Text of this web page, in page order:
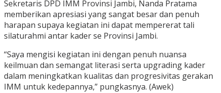
Sekretaris DPD IMM Provinsi Jambi, Nanda Pratama
memberikan apresiasi yang sangat besar dan penuh
harapan supaya kegiatan ini dapat mempererat tali
silaturahmi antar kader se Provinsi Jambi.
“Saya mengisi kegiatan ini dengan penuh nuansa
keilmuan dan semangat literasi serta upgrading kader
dalam meningkatkan kualitas dan progresivitas gerakan
IMM untuk kedepannya,” pungkasnya. (Awek)